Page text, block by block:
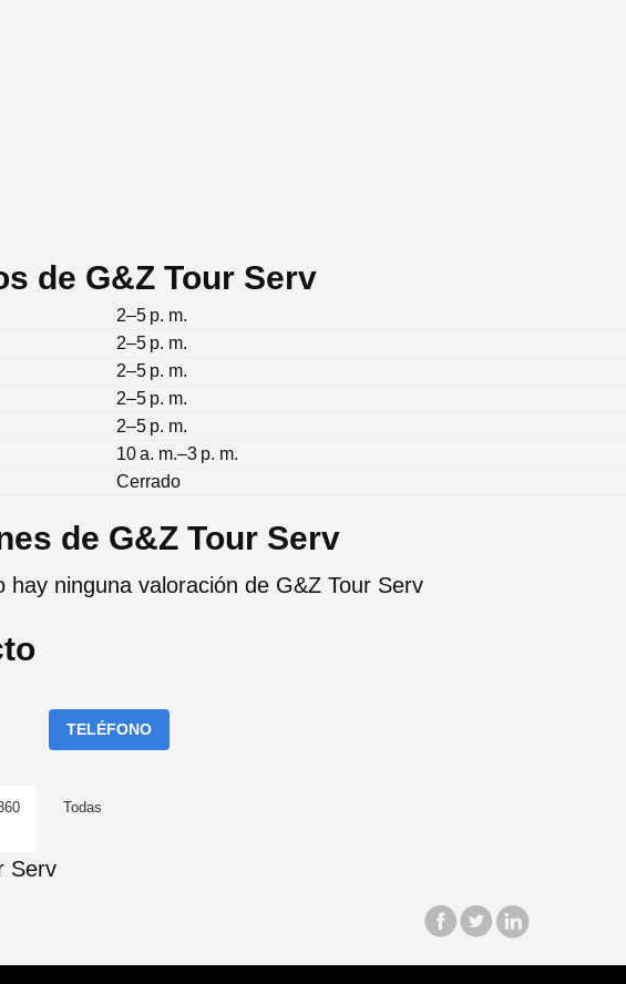
de G&Z Tour Serv
2–5 p. m.
2–5 p. m.
2–5 p. m.
2–5 p. m.
2–5 p. m.
10 a. m.–3 p. m.
Cerrado
de G&Z Tour Serv
hay ninguna valoración de G&Z Tour Serv
TELÉFONO
Todas